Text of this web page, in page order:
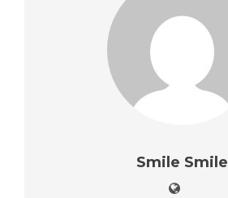
Smile Smile